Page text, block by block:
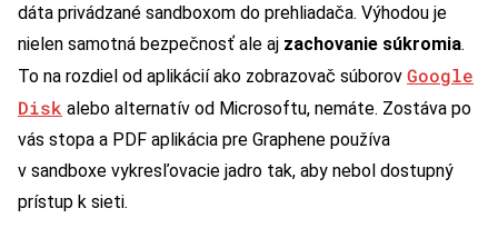
dáta privádzané sandboxom do prehliadača. Výhodou je
nielen samotná bezpečnosť ale aj zachovanie súkromia.
To na rozdiel od aplikácií ako zobrazovač súborov Google
Disk alebo alternatív od Microsoftu, nemáte. Zostáva po
vás stopa a PDF aplikácia pre Graphene používa
v sandboxe vykresľovacie jadro tak, aby nebol dostupný
prístup k sieti.